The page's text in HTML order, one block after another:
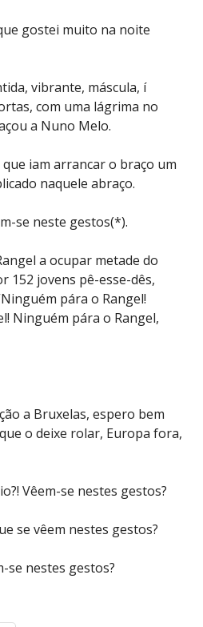
gostei muito na noite
vibrante, máscula, í
com uma lágrima no
a Nuno Melo.
iam arrancar o braço um
naquele abraço.
se neste gestos(*).
a ocupar metade do
152 jovens pê-esse-dês,
pára o Rangel!
Ninguém pára o Rangel,
a Bruxelas, espero bem
o deixe rolar, Europa fora,
Vêem-se nestes gestos?
se vêem nestes gestos?
se nestes gestos?